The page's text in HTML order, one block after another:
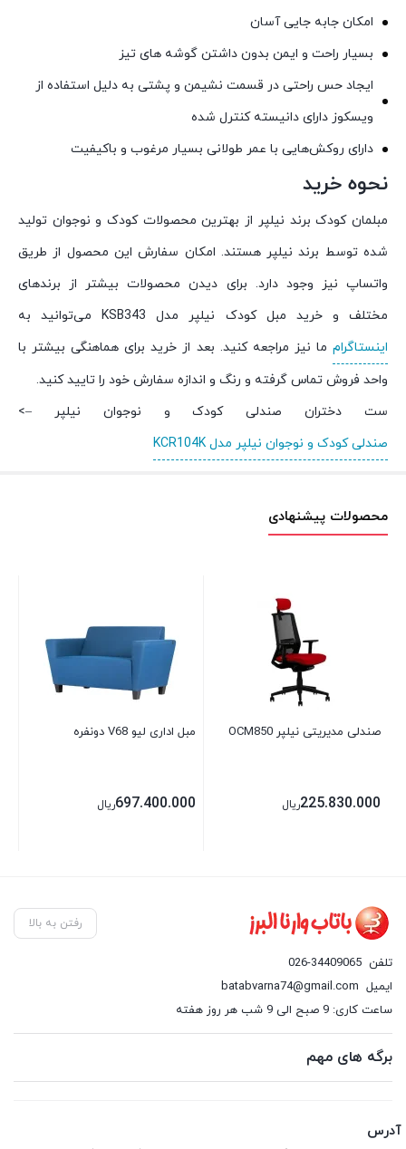
امکان جابه جایی آسان
بسیار راحت و ایمن بدون داشتن گوشه های تیز
ایجاد حس راحتی در قسمت نشیمن و پشتی به دلیل استفاده از
ویسکوز دارای دانیسته کنترل شده
دارای روکش‌هایی با عمر طولانی بسیار مرغوب و باکیفیت
نحوه خرید
مبلمان کودک برند نیلپر از بهترین محصولات کودک و نوجوان تولید
شده توسط برند نیلپر هستند. امکان سفارش این محصول از طریق
واتساپ نیز وجود دارد. برای دیدن محصولات بیشتر از برندهای
مختلف و خرید مبل کودک نیلپر مدل KSB343 می‌توانید به
اینستاگرام ما نیز مراجعه کنید. بعد از خرید برای هماهنگی بیشتر با
واحد فروش تماس گرفته و رنگ و اندازه سفارش خود را تایید کنید.
ست دختران صندلی کودک و نوجوان نیلپر –>
صندلی کودک و نوجوان نیلپر مدل KCR104K
محصولات پیشنهادی
صندلی مدیریتی نیلپر OCM850
225.830.000ریال
مبل اداری لیو V68 دونفره
697.400.000ریال
رفتن به بالا
تلفن 026-34409065
ایمیل batabvarna74@gmail.com
ساعت کاری: 9 صبح الی 9 شب هر روز هفته
برگه های مهم
آدرس